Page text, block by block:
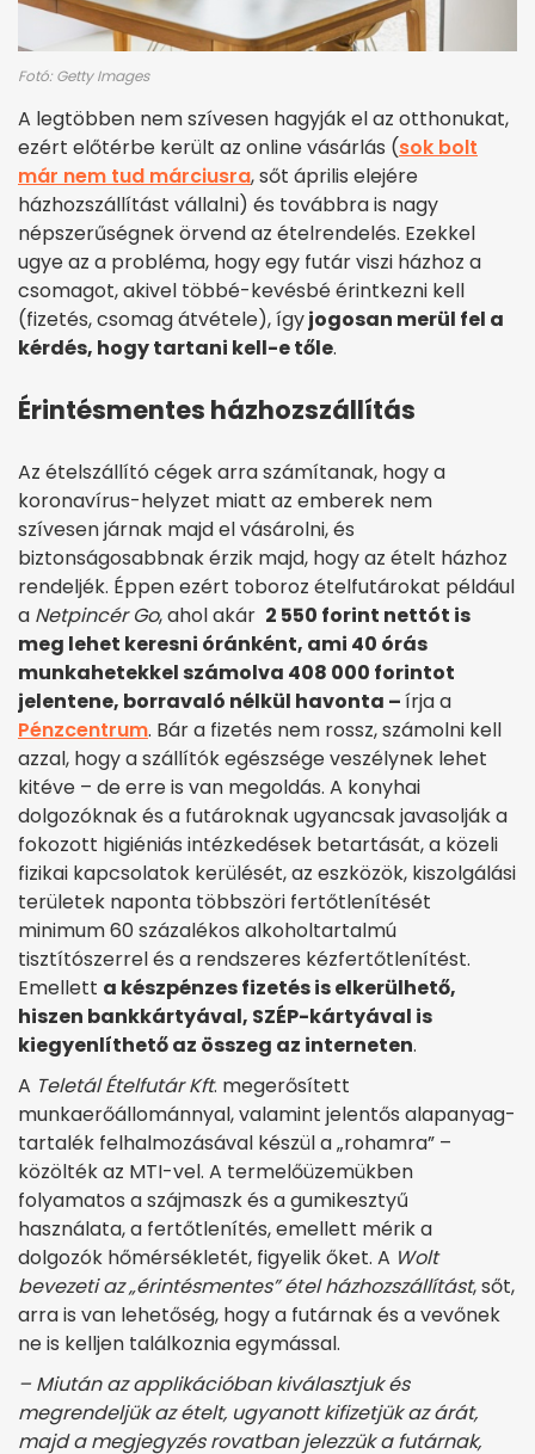
Fotó: Getty Images
A legtöbben nem szívesen hagyják el az otthonukat,
ezért előtérbe került az online vásárlás (sok bolt
már nem tud márciusra, sőt április elejére
házhozszállítást vállalni) és továbbra is nagy
népszerűségnek örvend az ételrendelés. Ezekkel
ugye az a probléma, hogy egy futár viszi házhoz a
csomagot, akivel többé-kevésbé érintkezni kell
(fizetés, csomag átvétele), ígyjogosan merül fel a
kérdés, hogy tartani kell-e tőle.
Érintésmentes házhozszállítás
Az ételszállító cégek arra számítanak, hogy a
koronavírus-helyzet miatt az emberek nem
szívesen járnak majd el vásárolni, és
biztonságosabbnak érzik majd, hogy az ételt házhoz
rendeljék. Éppen ezért toboroz ételfutárokat például
a Netpincér Go, ahol akár 2 550 forint nettót is
meg lehet keresni óránként, ami 40 órás
munkahetekkel számolva 408 000 forintot
jelentene, borravaló nélkül havonta –írja a
Pénzcentrum. Bár a fizetés nem rossz, számolni kell
azzal, hogy a szállítók egészsége veszélynek lehet
kitéve – de erre is van megoldás. A konyhai
dolgozóknak és a futároknak ugyancsak javasolják a
fokozott higiéniás intézkedések betartását, a közeli
fizikai kapcsolatok kerülését, az eszközök, kiszolgálási
területek naponta többszöri fertőtlenítését
minimum 60 százalékos alkoholtartalmú
tisztítószerrel és a rendszeres kézfertőtlenítést.
Emellett a készpénzes fizetés is elkerülhető,
hiszen bankkártyával, SZÉP-kártyával is
kiegyenlíthető az összeg az interneten.
A Teletál Ételfutár Kft. megerősített
munkaerőállománnyal, valamint jelentős alapanyag-
tartalék felhalmozásával készül a „rohamra” –
közölték az MTI-vel. A termelőüzemükben
folyamatos a szájmaszk és a gumikesztyű
használata, a fertőtlenítés, emellett mérik a
dolgozók hőmérsékletét, figyelik őket. A Wolt
bevezeti az „érintésmentes” étel házhozszállítást, sőt,
arra is van lehetőség, hogy a futárnak és a vevőnek
ne is kelljen találkoznia egymással.
– Miután az applikációban kiválasztjuk és
megrendeljük az ételt, ugyanott kifizetjük az árát,
majd a megjegyzés rovatban jelezzük a futárnak,